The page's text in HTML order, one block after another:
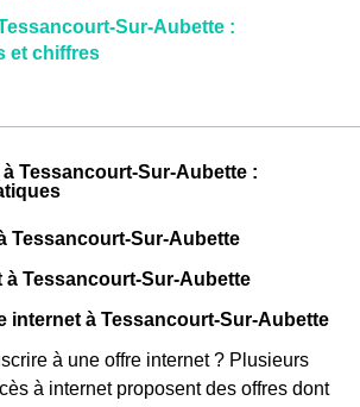
Sur-Aubette :
et chiffres
à Tessancourt-Sur-Aubette :
Tessancourt-Sur-Aubette
à Tessancourt-Sur-Aubette
internet à Tessancourt-Sur-Aubette
à une offre internet ? Plusieurs
à internet proposent des offres dont